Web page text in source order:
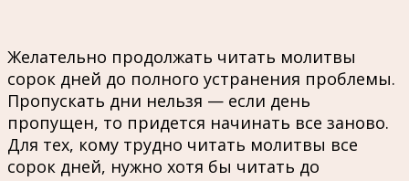
Желательно продолжать читать молитвы
сорок дней до полного устранения проблемы.
Пропускать дни нельзя — если день
пропущен, то придется начинать все заново.
Для тех, кому трудно читать молитвы все
сорок дней, нужно хотя бы читать до